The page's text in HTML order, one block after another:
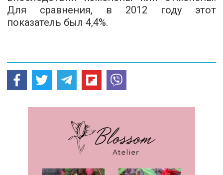
Для сравнения, в 2012 году этот
показатель был 4,4%.